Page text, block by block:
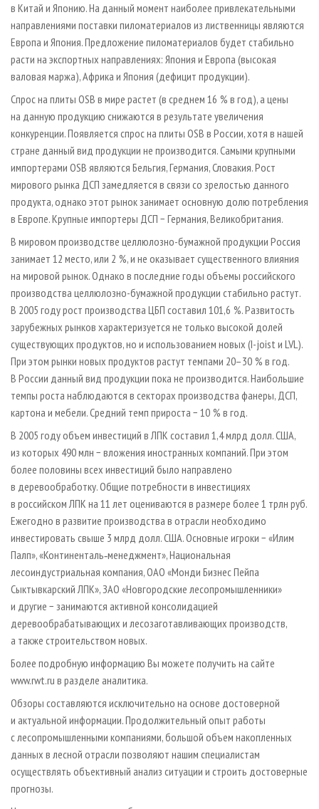
в Китай и Японию. На данный момент наиболее привлекательными
направлениями поставки пиломатериалов из лиственницы являются
Европа и Япония. Предложение пиломатериалов будет стабильно
расти на экспортных направлениях: Япония и Европа (высокая
валовая маржа), Африка и Япония (дефицит продукции).
Спрос на плиты OSB в мире растет (в среднем 16 % в год), а цены
на данную продукцию снижаются в результате увеличения
конкуренции. Появляется спрос на плиты OSB в России, хотя в нашей
стране данный вид продукции не производится. Самыми крупными
импортерами OSB являются Бельгия, Германия, Словакия. Рост
мирового рынка ДСП замедляется в связи со зрелостью данного
продукта, однако этот рынок занимает основную долю потребления
в Европе. Крупные импортеры ДСП − Германия, Великобритания.
В мировом производстве целлю­лозно-бумажной продукции Россия
занимает 12 место, или 2 %, и не оказывает существенного влияния
на мировой рынок. Однако в последние годы объемы российского
производства целлюлозно-бумажной продукции стабильно растут.
В 2005 году рост производства ЦБП составил 101,6 %. Развитость
зарубежных рынков характеризуется не только высокой долей
существующих продуктов, но и использованием новых (I-joist и LVL).
При этом рынки новых продуктов растут темпами 20–30 % в год.
В России данный вид продукции пока не производится. Наибольшие
темпы роста наблюдаются в секторах производства фанеры, ДСП,
картона и мебели. Средний темп прироста − 10 % в год.
В 2005 году объем инвестиций в ЛПК составил 1,4 млрд долл. США,
из которых 490 млн − вложения иностранных компаний. При этом
более половины всех инвестиций было направлено
в деревообработку. Общие потребности в инвестициях
в российском ЛПК на 11 лет оцениваются в размере более 1 трлн руб.
Ежегодно в развитие производства в отрасли необходимо
инвестировать свыше 3 млрд долл. США. Основные игроки − «Илим
Палп», «Континенталь‑менеджмент», Национальная
лесоиндустриальная компания, ОАО «Монди Бизнес Пейпа
Сыктывкарский ЛПК», ЗАО «Новгородские лесопромышленники»
и другие − занимаются активной консолидацией
деревообрабатывающих и лесозаготавливающих производств,
а также строительством новых.
Более подробную информацию Вы можете получить на сайте
www.rwt.ru в разделе аналитика.
Обзоры составляются исключительно на основе достоверной
и актуальной информации. Продолжительный опыт работы
с лесопромышленными компаниями, большой объем накопленных
данных в лесной отрасли позволяют нашим специалистам
осуществлять объективный анализ ситуации и строить достоверные
прогнозы.